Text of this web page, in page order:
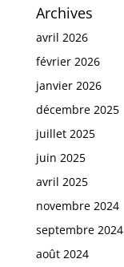
Archives
avril 2026
février 2026
janvier 2026
décembre 2025
juillet 2025
juin 2025
avril 2025
novembre 2024
septembre 2024
août 2024